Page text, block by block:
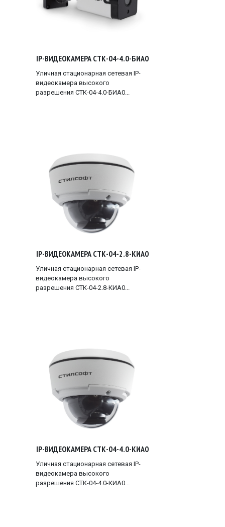
IP-ВИДЕОКАМЕРА СТК-04-4.0-БИА0
Уличная стационарная сетевая IP-
видеокамера высокого
разрешения СТК-04-4.0-БИА0...
IP-ВИДЕОКАМЕРА СТК-04-2.8-КИА0
Уличная стационарная сетевая IP-
видеокамера высокого
разрешения СТК-04-2.8-КИА0...
IP-ВИДЕОКАМЕРА СТК-04-4.0-КИА0
Уличная стационарная сетевая IP-
видеокамера высокого
разрешения СТК-04-4.0-КИА0...